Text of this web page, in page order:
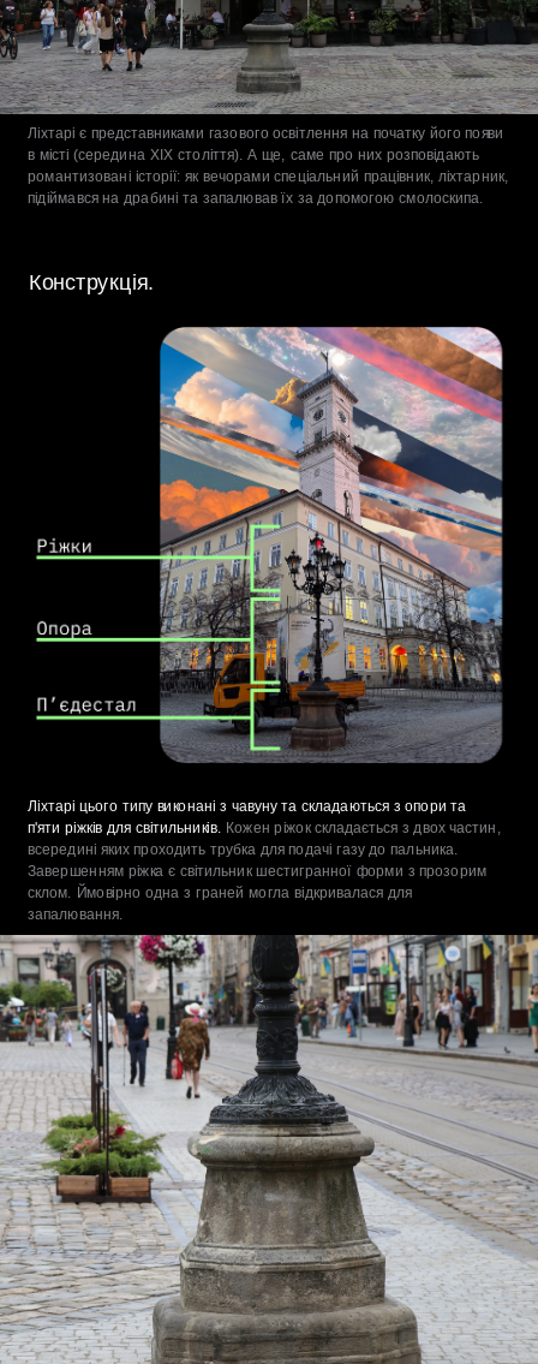
Джерело: Biblioteka Narodowa
Ліхтарі є представниками газового освітлення на початку його появи
в місті (середина XIX століття). А ще, саме про них розповідають
романтизовані історії: як вечорами спеціальний працівник, ліхтарник,
Ліхтарі цього типу виконані з чавуну та складаються з опори та
п'яти ріжків для світильників.
Кожен ріжок складається з двох частин,
всередині яких проходить трубка для подачі газу до пальника.
Завершенням ріжка є світильник шестигранної форми з прозорим
склом. Ймовірно одна з граней могла відкривалася для